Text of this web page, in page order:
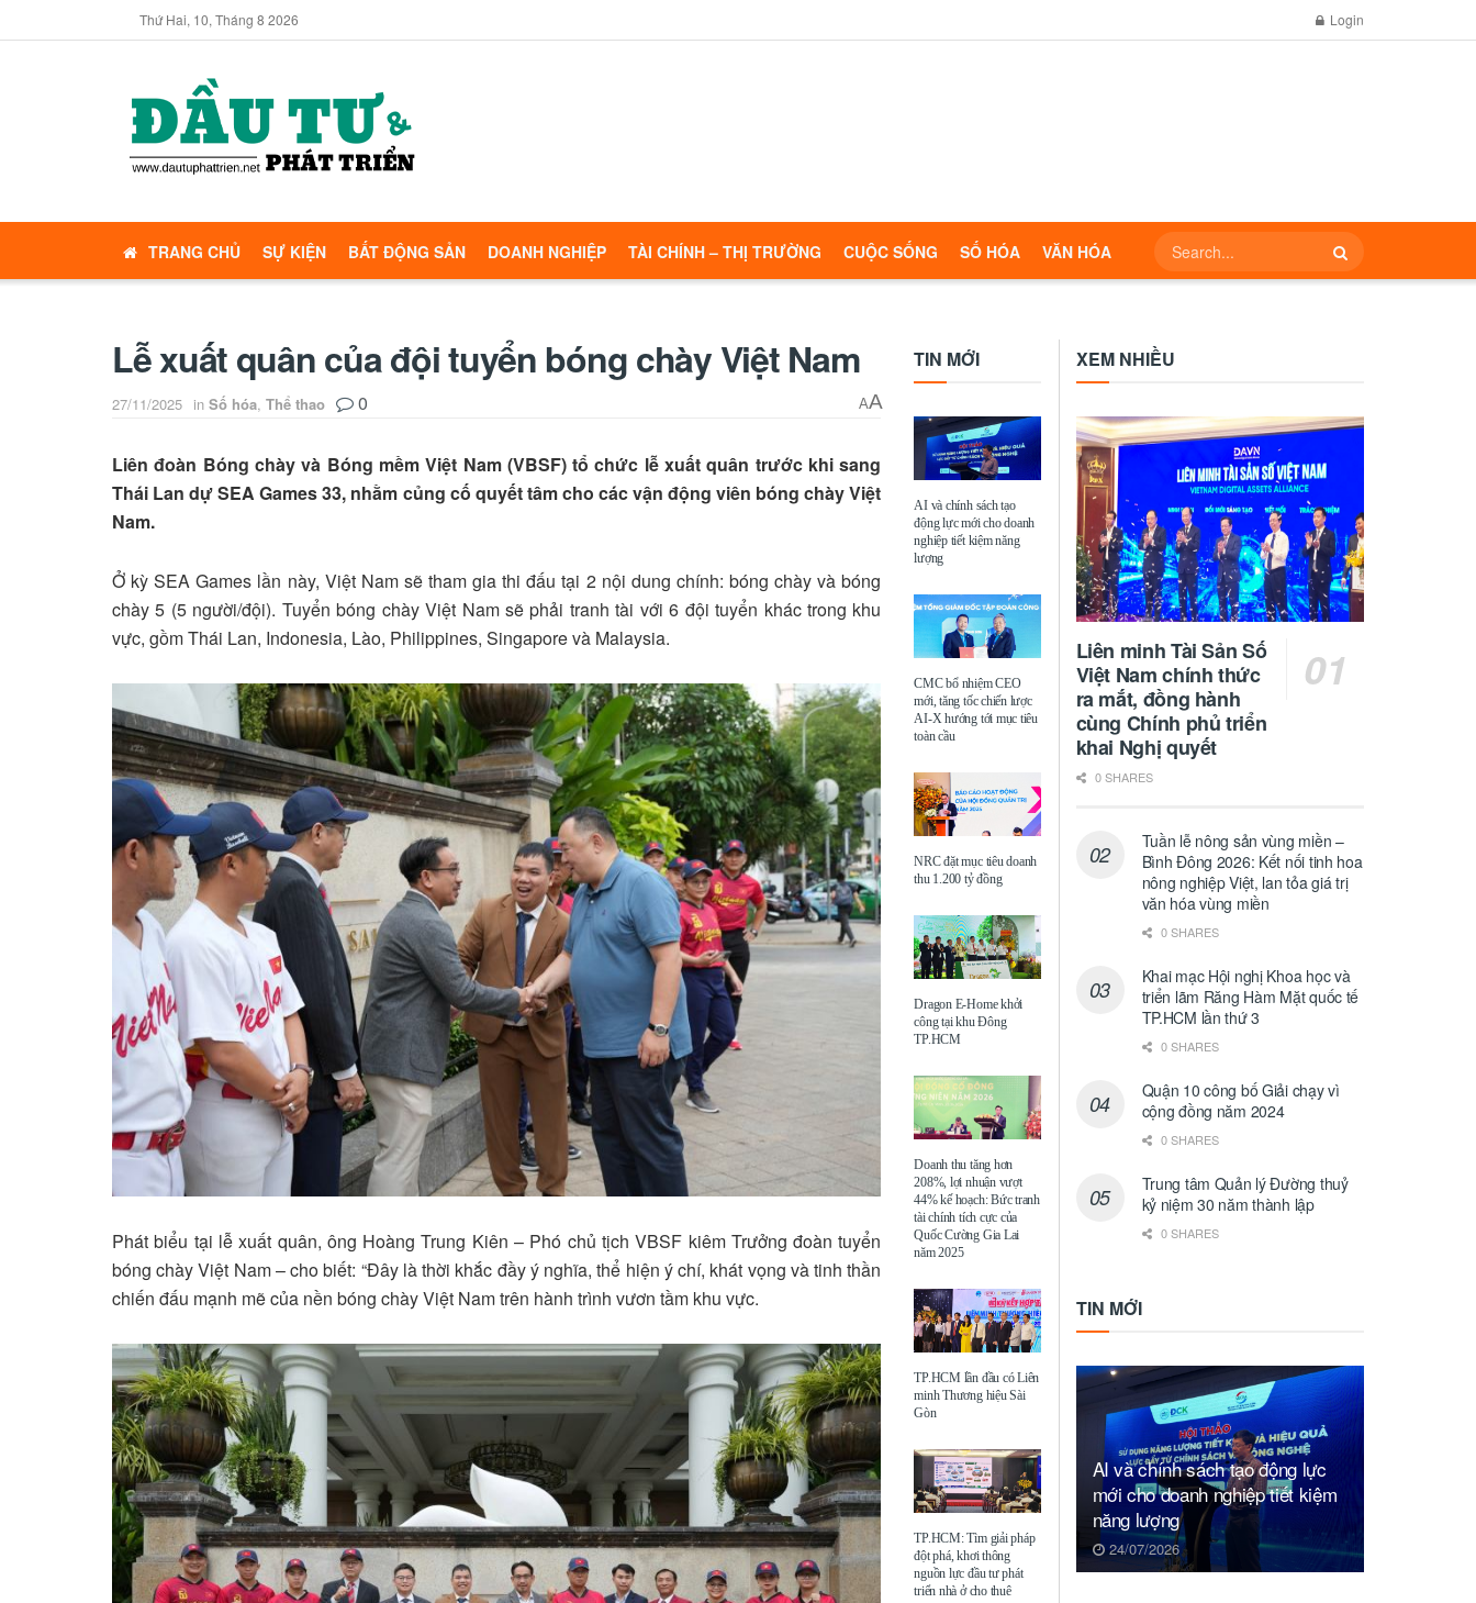
Thứ Hai, 10, Tháng 8 2026 Login
TRANG CHỦ SỰ KIỆN BẤT ĐỘNG SẢN DOANH NGHIỆP TÀI CHÍNH – THỊ TRƯỜNG CUỘC SỐNG SỐ HÓA VĂN HÓA
Lễ xuất quân của đội tuyển bóng chày Việt Nam
27/11/2025 in Số hóa, Thể thao 0 AA
Liên đoàn Bóng chày và Bóng mềm Việt Nam (VBSF) tổ chức lễ xuất quân trước khi sang
Thái Lan dự SEA Games 33, nhằm củng cố quyết tâm cho các vận động viên bóng chày Việt
Nam.
Ở kỳ SEA Games lần này, Việt Nam sẽ tham gia thi đấu tại 2 nội dung chính: bóng chày và bóng
chày 5 (5 người/đội). Tuyển bóng chày Việt Nam sẽ phải tranh tài với 6 đội tuyển khác trong khu
vực, gồm Thái Lan, Indonesia, Lào, Philippines, Singapore và Malaysia.
Phát biểu tại lễ xuất quân, ông Hoàng Trung Kiên – Phó chủ tịch VBSF kiêm Trưởng đoàn tuyển
bóng chày Việt Nam – cho biết: “Đây là thời khắc đầy ý nghĩa, thể hiện ý chí, khát vọng và tinh thần
chiến đấu mạnh mẽ của nền bóng chày Việt Nam trên hành trình vươn tầm khu vực.
TIN MỚI
AI và chính sách tạo
động lực mới cho doanh
nghiệp tiết kiệm năng
lượng
CMC bổ nhiệm CEO
mới, tăng tốc chiến lược
AI-X hướng tới mục tiêu
toàn cầu
NRC đặt mục tiêu doanh
thu 1.200 tỷ đồng
Dragon E-Home khởi
công tại khu Đông
TP.HCM
Doanh thu tăng hơn
208%, lợi nhuận vượt
44% kế hoạch: Bức tranh
tài chính tích cực của
Quốc Cường Gia Lai
năm 2025
TP.HCM lần đầu có Liên
minh Thương hiệu Sài
Gòn
TP.HCM: Tìm giải pháp
đột phá, khơi thông
nguồn lực đầu tư phát
triển nhà ở cho thuê
XEM NHIỀU
Liên minh Tài Sản Số
Việt Nam chính thức
ra mắt, đồng hành
cùng Chính phủ triển
khai Nghị quyết
0 SHARES
Tuần lễ nông sản vùng miền –
Bình Đông 2026: Kết nối tinh hoa
nông nghiệp Việt, lan tỏa giá trị
văn hóa vùng miền
0 SHARES
Khai mạc Hội nghị Khoa học và
triển lãm Răng Hàm Mặt quốc tế
TP.HCM lần thứ 3
0 SHARES
Quận 10 công bố Giải chạy vì
cộng đồng năm 2024
0 SHARES
Trung tâm Quản lý Đường thuỷ
kỷ niệm 30 năm thành lập
0 SHARES
TIN MỚI
AI và chính sách tạo động lực
mới cho doanh nghiệp tiết kiệm
năng lượng
24/07/2026